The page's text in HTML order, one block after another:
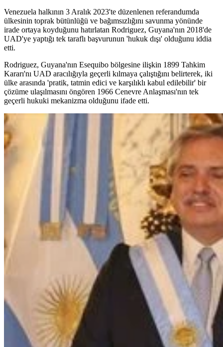
Venezuela halkının 3 Aralık 2023'te düzenlenen referandumda
ülkesinin toprak bütünlüğü ve bağımsızlığını savunma yönünde
irade ortaya koyduğunu hatırlatan Rodriguez, Guyana'nın 2018'de
UAD'ye yaptığı tek taraflı başvurunun 'hukuk dışı' olduğunu iddia
etti.
Rodriguez, Guyana'nın Esequibo bölgesine ilişkin 1899 Tahkim
Kararı'nı UAD aracılığıyla geçerli kılmaya çalıştığını belirterek, iki
ülke arasında 'pratik, tatmin edici ve karşılıklı kabul edilebilir' bir
çözüme ulaşılmasını öngören 1966 Cenevre Anlaşması'nın tek
geçerli hukuki mekanizma olduğunu ifade etti.